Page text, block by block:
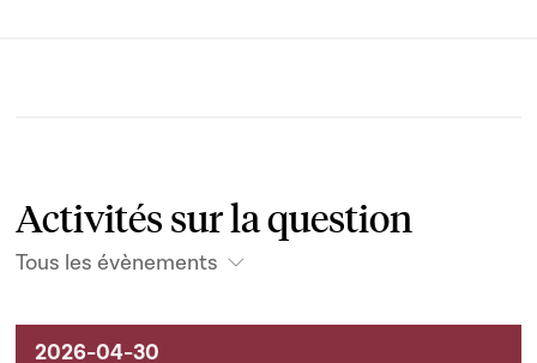
Activités sur la question
Tous les évènements
Activités liées au dossier